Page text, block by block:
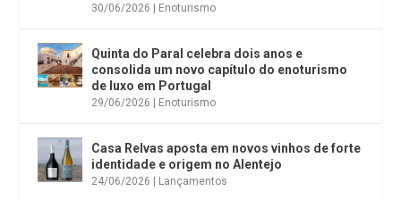
30/06/2026 Enoturismo
Quinta do Paral celebra dois anos e
consolida um novo capítulo do enoturismo
de luxo em Portugal
29/06/2026 Enoturismo
Casa Relvas aposta em novos vinhos de forte
identidade e origem no Alentejo
24/06/2026 Lançamentos